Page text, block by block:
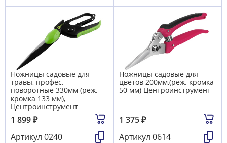
Ножницы садовые для
травы, профес.
поворотные 330мм (реж.
кромка 133 мм),
Центроинструмент
1 899₽
Артикул 0240
Ножницы садовые для
цветов 200мм,(реж. кромка
50 мм) Центроинструмент
1 375₽
Артикул 0614